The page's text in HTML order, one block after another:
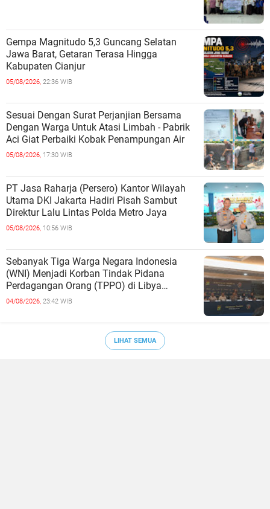
Gempa Magnitudo 5,3 Guncang Selatan
Jawa Barat, Getaran Terasa Hingga
Kabupaten Cianjur
05/08/2026, 22:36 WIB
Sesuai Dengan Surat Perjanjian Bersama
Dengan Warga Untuk Atasi Limbah - Pabrik
Aci Giat Perbaiki Kobak Penampungan Air
05/08/2026, 17:30 WIB
PT Jasa Raharja (Persero) Kantor Wilayah
Utama DKI Jakarta Hadiri Pisah Sambut
Direktur Lalu Lintas Polda Metro Jaya
05/08/2026, 10:56 WIB
Sebanyak Tiga Warga Negara Indonesia
(WNI) Menjadi Korban Tindak Pidana
Perdagangan Orang (TPPO) di Libya
Berhasil Dipulangkan Ke - Indonesia. Mereka
04/08/2026, 23:42 WIB
LIHAT SEMUA